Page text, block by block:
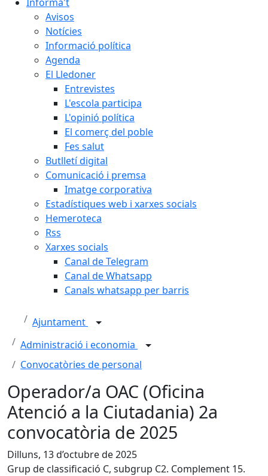
Avisos
Notícies
Informació política
Agenda
El Lledoner
Entrevistes
L'escola participa
L'opinió política
El comerç del poble
Fes salut
Butlletí digital
Comunicació i premsa
Imatge corporativa
Estadístiques web i xarxes socials
Hemeroteca
Rss
Xarxes socials
Canal de Telegram
Canal de Whatsapp
Canals whatsapp per barris
Ajuntament
Administració i economia
Convocatòries de personal
Operador/a OAC (Oficina
Atenció a la Ciutadania) 2a
convocatòria de 2025
Dilluns, 13 d’octubre de 2025
Grup de classificació C, subgrup C2. Complement 15.